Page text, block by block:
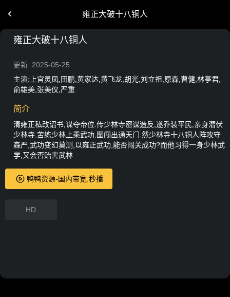
雍正大破十八铜人
雍正大破十八铜人
更新: 2025-05-25
主演:上官灵凤,田鹏,黄家达,黄飞龙,胡光,刘立祖,原森,曹健,林亭君,
俞雄美,张美仪,严重
简介
清雍正私改诏书,谋夺帝位.传少林寺密谋造反,遂乔装平民,亲身潜伏
少林寺,苦练少林上乘武功,图闯出通天门.然少林寺十八铜人阵攻守
森严,武功变幻莫测,以雍正武功,能否闯关成功?而他习得一身少林武
学,又会否贻害武林
鸭鸭资源-国内带宽,秒播
HD